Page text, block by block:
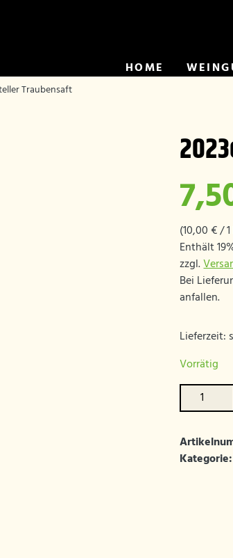
HOME
Traubensaft
Enthält
(10,00€/
zzgl.
Lieferzeit:
Bei
anfallen.
Vorrätig
2023er
Gelber
Menge